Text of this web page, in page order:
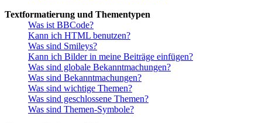
Textformatierung und Thementypen
Was ist BBCode?
Kann ich HTML benutzen?
Was sind Smileys?
Kann ich Bilder in meine Beiträge einfügen?
Was sind globale Bekanntmachungen?
Was sind Bekanntmachungen?
Was sind wichtige Themen?
Was sind geschlossene Themen?
Was sind Themen-Symbole?